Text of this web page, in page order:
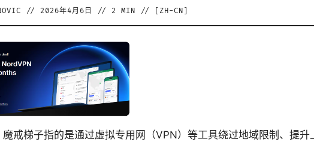
// 2026年4月6日 // 2 MIN // [ ZH-CN
魔戒梯子指的是通过虚拟专用网（VPN）等工具绕过地域限制、提升